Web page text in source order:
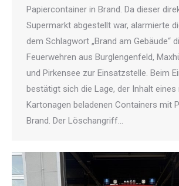
Papiercontainer in Brand. Da dieser
Supermarkt abgestellt war, alarmierte
dem Schlagwort „Brand am Gebäude“
Feuerwehren aus Burglengenfeld,
und Pirkensee zur Einsatzstelle. Beim
bestätigt sich die Lage, der Inhalt eines
Kartonagen beladenen Containers mit
Brand. Der Löschangriff…